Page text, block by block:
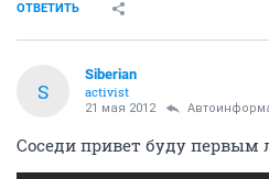
ОТВЕТИТЬ
S
Siberian
activist
21 мая 2012
Соседи привет буду первым